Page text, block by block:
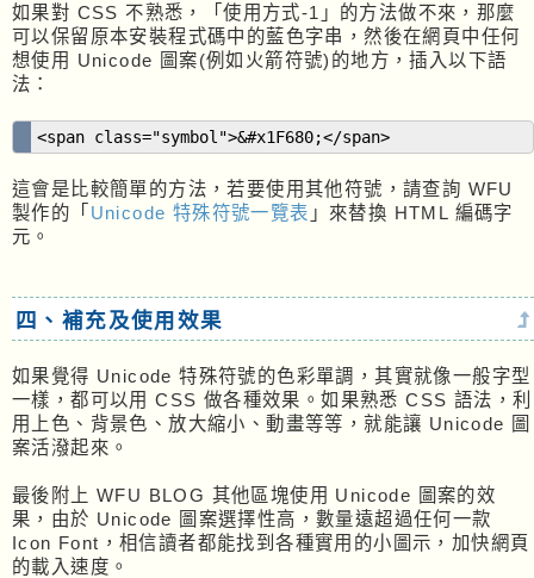
如果對 CSS 不熟悉，「使用方式-1」的方法做不來，那麼
可以保留原本安裝程式碼中的藍色字串，然後在網頁中任何
想使用 Unicode 圖案(例如火箭符號)的地方，插入以下語
法：
<span class="symbol">&#x1F680;</span>
這會是比較簡單的方法，若要使用其他符號，請查詢 WFU
製作的「 Unicode 特殊符號一覽表 」來替換 HTML 編碼字
元。
四、補充及使用效果
如果覺得 Unicode 特殊符號的色彩單調，其實就像一般字型
一樣，都可以用 CSS 做各種效果。如果熟悉 CSS 語法，利
用上色、背景色、放大縮小、動畫等等，就能讓 Unicode 圖
案活潑起來。
最後附上 WFU BLOG 其他區塊使用 Unicode 圖案的效
果，由於 Unicode 圖案選擇性高，數量遠超過任何一款
Icon Font，相信讀者都能找到各種實用的小圖示，加快網頁
的載入速度。